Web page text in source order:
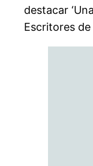
destacar
Escritores de